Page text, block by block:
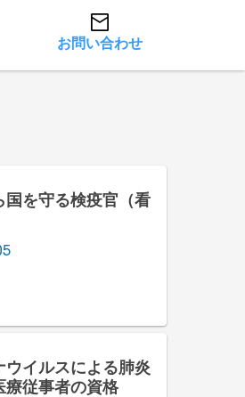
お問い合わせ
国を守る検疫官（看
ウイルスによる肺炎
療従事者の資格